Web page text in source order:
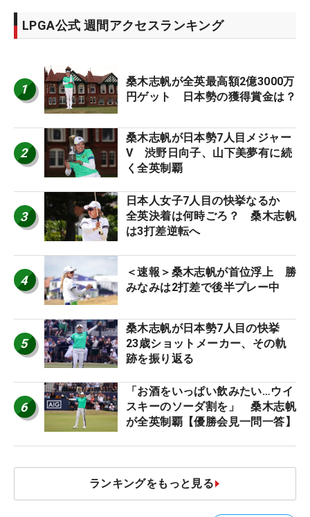
LPGA公式 週間アクセスランキング
1
桑木志帆が全英最高額2億3000万
円ゲット 日本勢の獲得賞金は？
2
桑木志帆が日本勢7人目メジャー
V 渋野日向子、山下美夢有に続
く全英制覇
3
日本人女子7人目の快挙なるか
全英決着は何時ごろ？ 桑木志帆
は3打差逆転へ
4
＜速報＞桑木志帆が首位浮上 勝
みなみは2打差で後半プレー中
5
桑木志帆が日本勢7人目の快挙
23歳ショットメーカー、その軌
跡を振り返る
6
「お酒をいっぱい飲みたい…ウイ
スキーのソーダ割を」 桑木志帆
が全英制覇【優勝会見一問一答】
ランキングをもっと見る